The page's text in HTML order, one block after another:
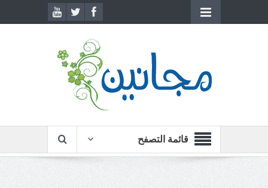
قائمة التصفح